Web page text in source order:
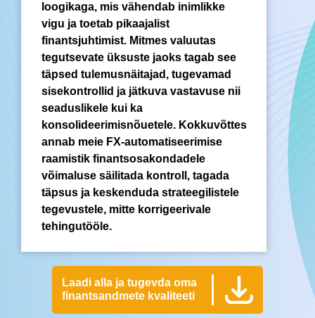
loogikaga, mis vähendab inimlikke
vigu ja toetab pikaajalist
finantsjuhtimist. Mitmes valuutas
tegutsevate üksuste jaoks tagab see
täpsed tulemusnäitajad, tugevamad
sisekontrollid ja jätkuva vastavuse nii
seaduslikele kui ka
konsolideerimisnõuetele. Kokkuvõttes
annab meie FX-automatiseerimise
raamistik finantsosakondadele
võimaluse säilitada kontroll, tagada
täpsus ja keskenduda strateegilistele
tegevustele, mitte korrigeerivale
tehingutööle.
Laadi alla ja tugevda oma
finantsandmete kvaliteeti